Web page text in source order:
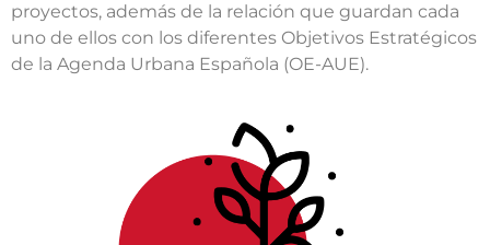
proyectos, además de la relación que guardan cada
uno de ellos con los diferentes Objetivos Estratégicos
de la Agenda Urbana Española (OE-AUE).
Objetivo Estratégico 1